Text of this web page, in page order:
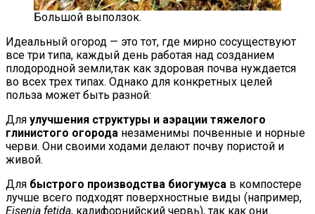
Большой выползок.
Идеальный огород — это тот, где мирно сосуществуют
все три типа, каждый день работая над созданием
плодородной земли,так как здоровая почва нуждается
во всех трех типах. Однако для конкретных целей
польза может быть разной:
Для улучшения структуры и аэрации тяжелого
глинистого огорода незаменимы почвенные и норные
черви. Они своими ходами делают почву пористой и
живой.
Для быстрого производства биогумуса в компостере
лучше всего подходят поверхностные виды (например,
Eisenia fetida, калифорнийский червь), так как они